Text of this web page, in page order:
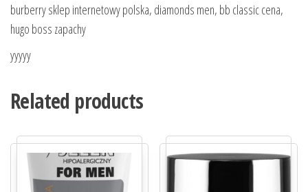
burberry sklep internetowy polska, diamonds men, bb classic cena,
hugo boss zapachy
yyyyy
Related products